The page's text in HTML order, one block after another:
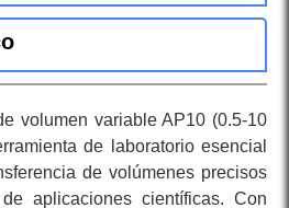
volumen variable AP10 (0.5-10
de laboratorio esencial
de volúmenes precisos
aplicaciones científicas. Con